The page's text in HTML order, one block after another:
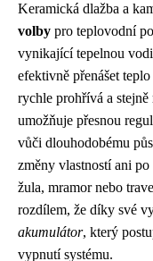
Keramická dlažba a
volby pro teplovodní
vynikající tepelnou
efektivně přenášet
rychle prohřívá a
umožňuje přesnou
vůči dlouhodobému
změny vlastností ani
žula, mramor nebo
rozdílem, že díky své
akumulátor, který
vypnutí systému.